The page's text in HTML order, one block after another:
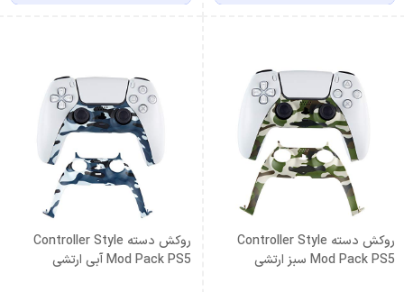
روکش دسته Controller Style
Mod Pack PS5 سبز ارتشی
روکش دسته Controller Style
Mod Pack PS5 آبی ارتشی